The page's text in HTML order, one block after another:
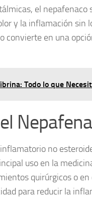
el nepafenaco
y la inflamación sin
convierte en una
Todo lo que
no
uso en la
quirúrgicos o
para reducir la